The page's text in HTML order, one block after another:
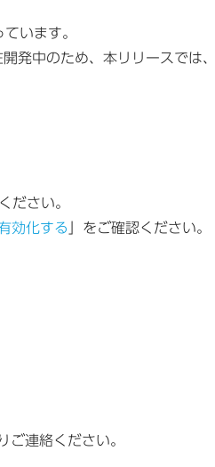
います。
発中のため、本リリースでは
ださい。
効化する 」をご確認ください。
ご連絡ください。